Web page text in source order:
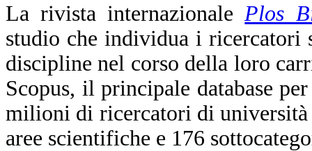
La rivista internazionale Plos
studio che individua i
discipline nel corso della loro
Scopus, il principale database
milioni di ricercatori di
aree scientifiche e 176